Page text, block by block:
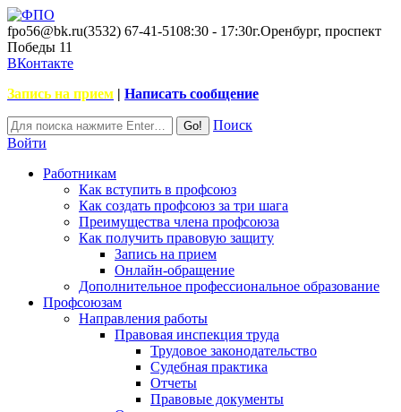
fpo56@bk.ru(3532) 67-41-5108:30 - 17:30г.Оренбург, проспект
Победы 11
ВКонтакте
Запись на прием | Написать сообщение
Поиск
Войти
Работникам
Как вступить в профсоюз
Как создать профсоюз за три шага
Преимущества члена профсоюза
Как получить правовую защиту
Запись на прием
Онлайн-обращение
Дополнительное профессиональное образование
Профсоюзам
Направления работы
Правовая инспекция труда
Трудовое законодательство
Судебная практика
Отчеты
Правовые документы